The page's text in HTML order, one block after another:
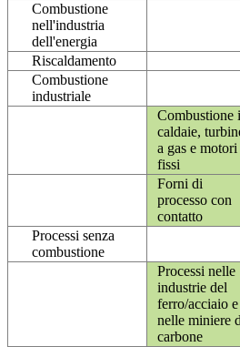
Combustione
nell'industria
dell'energia
Riscaldamento
Combustione
industriale
Combustione
caldaie,
a gas e motori
fissi
Forni di
processo con
contatto
Processi senza
combustione
Processi nelle
industrie del
ferro/acciaio e
nelle miniere
carbone